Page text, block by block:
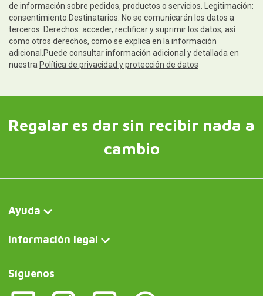
de información sobre pedidos, productos o servicios. Legitimación:
consentimiento.Destinatarios: No se comunicarán los datos a
terceros. Derechos: acceder, rectificar y suprimir los datos, así
como otros derechos, como se explica en la información
adicional.Puede consultar información adicional y detallada en
nuestra Política de privacidad y protección de datos
Regalar es dar sin recibir nada a
cambio
Ayuda
Información legal
Síguenos